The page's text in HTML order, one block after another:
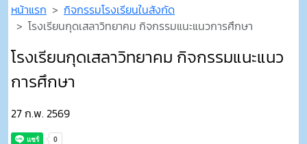
หน้าแรก
กิจกรรมโรงเรียนในสังกัด
โรงเรียนกุดเสลาวิทยาคม กิจกรรมแนะแนวการศึกษา
โรงเรียนกุดเสลาวิทยาคม กิจกรรมแนะแนว
การศึกษา
27 ก.พ. 2569